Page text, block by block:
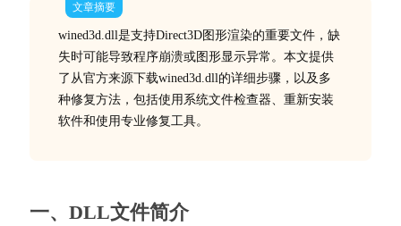
文章摘要
wined3d.dll是支持Direct3D图形渲染的重要文件，缺
失时可能导致程序崩溃或图形显示异常。本文提供
了从官方来源下载wined3d.dll的详细步骤，以及多
种修复方法，包括使用系统文件检查器、重新安装
软件和使用专业修复工具。
一、DLL文件简介